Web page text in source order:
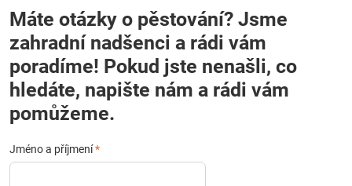
Máte otázky o pěstování? Jsme
zahradní nadšenci a rádi vám
poradíme! Pokud jste nenašli, co
hledáte, napište nám a rádi vám
pomůžeme.
Jméno a příjmení*